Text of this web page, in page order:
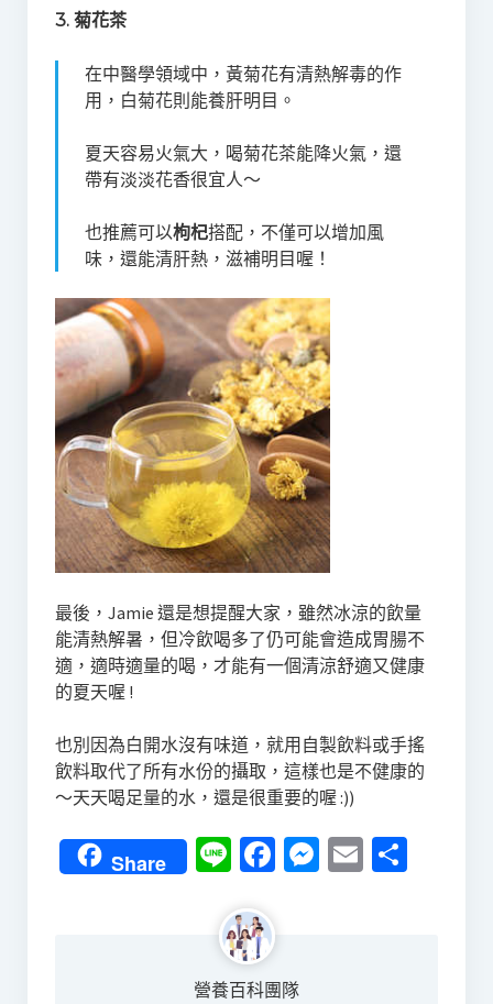
3. 菊花茶
在中醫學領域中，黃菊花有清熱解毒的作
用，白菊花則能養肝明目。
夏天容易火氣大，喝菊花茶能降火氣，還
帶有淡淡花香很宜人～
也推薦可以枸杞搭配，不僅可以增加風
味，還能清肝熱，滋補明目喔！
最後，Jamie 還是想提醒大家，雖然冰涼的飲量
能清熱解暑，但冷飲喝多了仍可能會造成胃腸不
適，適時適量的喝，才能有一個清涼舒適又健康
的夏天喔 !
也別因為白開水沒有味道，就用自製飲料或手搖
飲料取代了所有水份的攝取，這樣也是不健康的
～天天喝足量的水，還是很重要的喔 :))
Share LineFacebook
Messenger
Email
分
營養百科團隊